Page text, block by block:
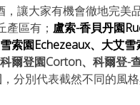
讓大家有機會徹地完美
區有； 盧索-香貝丹園
索園Echezeaux、大艾
科爾登園Corton、科爾登-
，分別代表截然不同的風